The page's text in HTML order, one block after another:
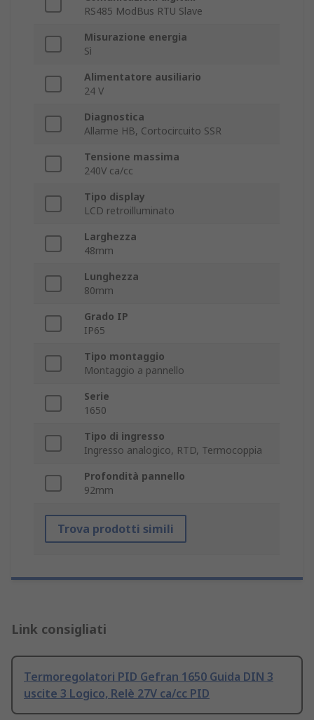
RS485 ModBus RTU Slave
Misurazione energia
Sì
Alimentatore ausiliario
24 V
Diagnostica
Allarme HB, Cortocircuito SSR
Tensione massima
240V ca/cc
Tipo display
LCD retroilluminato
Larghezza
48mm
Lunghezza
80mm
Grado IP
IP65
Tipo montaggio
Montaggio a pannello
Serie
1650
Tipo di ingresso
Ingresso analogico, RTD, Termocoppia
Profondità pannello
92mm
Trova prodotti simili
Link consigliati
Termoregolatori PID Gefran 1650 Guida DIN 3
uscite 3 Logico, Relè 27V ca/cc PID